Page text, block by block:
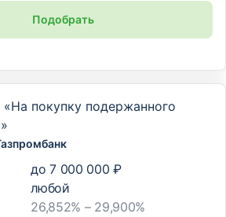
Подобрать
покупку подержанного
до 7 000 000 ₽
любой
26,852% – 29,900%